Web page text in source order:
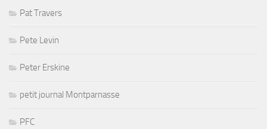
Pat Travers
Pete Levin
Peter Erskine
petit journal Montparnasse
PFC